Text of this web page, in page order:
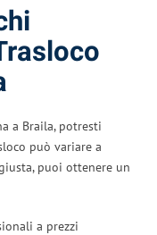
a Braila, potresti
può variare a
puoi ottenere un
a prezzi